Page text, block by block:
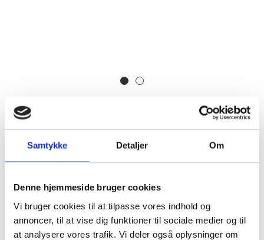
Samtykke Detaljer Om
Denne hjemmeside bruger cookies
Vi bruger cookies til at tilpasse vores indhold og
annoncer, til at vise dig funktioner til sociale medier og til
at analysere vores trafik. Vi deler også oplysninger om
RELATEREDE FAG
Gør en forskel